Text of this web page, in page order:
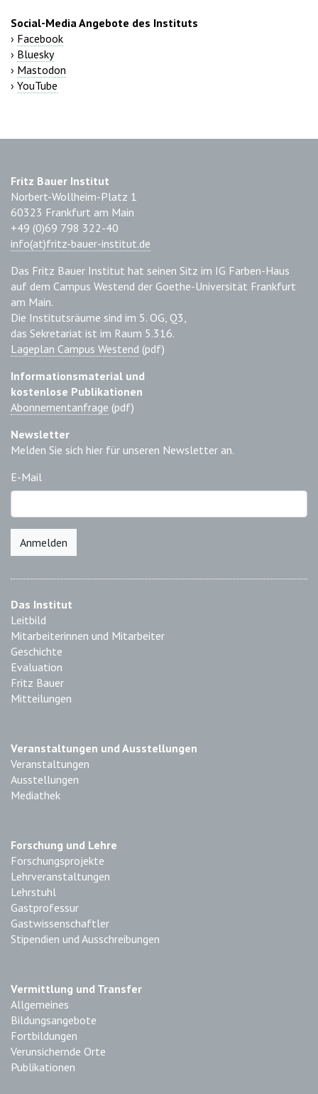
Social-Media Angebote des Instituts
› Facebook
› Bluesky
› Mastodon
› YouTube
Fritz Bauer Institut
Norbert-Wollheim-Platz 1
60323 Frankfurt am Main
+49 (0)69 798 322-40
info(at)fritz-bauer-institut.de
Das Fritz Bauer Institut hat seinen Sitz im IG Farben-Haus
auf dem Campus Westend der Goethe-Universität Frankfurt
am Main.
Die Institutsräume sind im 5. OG, Q3,
das Sekretariat ist im Raum 5.316.
Lageplan Campus Westend (pdf)
Informationsmaterial und
kostenlose Publikationen
Abonnementanfrage (pdf)
Newsletter
Melden Sie sich hier für unseren Newsletter an.
E-Mail
Anmelden
Das Institut
Leitbild
Mitarbeiterinnen und Mitarbeiter
Geschichte
Evaluation
Fritz Bauer
Mitteilungen
Veranstaltungen und Ausstellungen
Veranstaltungen
Ausstellungen
Mediathek
Forschung und Lehre
Forschungsprojekte
Lehrveranstaltungen
Lehrstuhl
Gastprofessur
Gastwissenschaftler
Stipendien und Ausschreibungen
Vermittlung und Transfer
Allgemeines
Bildungsangebote
Fortbildungen
Verunsichernde Orte
Publikationen